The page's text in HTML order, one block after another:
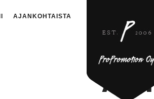
AJANKOHTAISTA
ARI